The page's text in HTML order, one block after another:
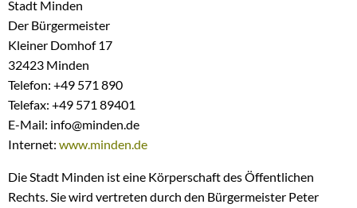
Stadt Minden
Der Bürgermeister
Kleiner Domhof 17
32423 Minden
Telefon: +49 571 890
Telefax: +49 571 89401
E-Mail: info@minden.de
Internet: www.minden.de
Die Stadt Minden ist eine Körperschaft des Öffentlichen
Rechts. Sie wird vertreten durch den Bürgermeister Peter